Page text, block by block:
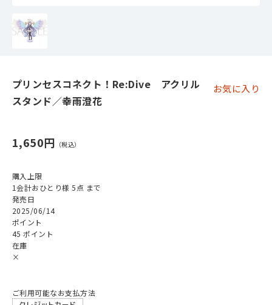
プリンセスコネクト！Re:Dive アクリル
スタンド／幸雨澄花
お気に入り
1,650円
購入上限
1会計おひとり様 5点 まで
発売日
2025/06/14
ポイント
45 ポイント
在庫
×
ご利用可能なお支払方法